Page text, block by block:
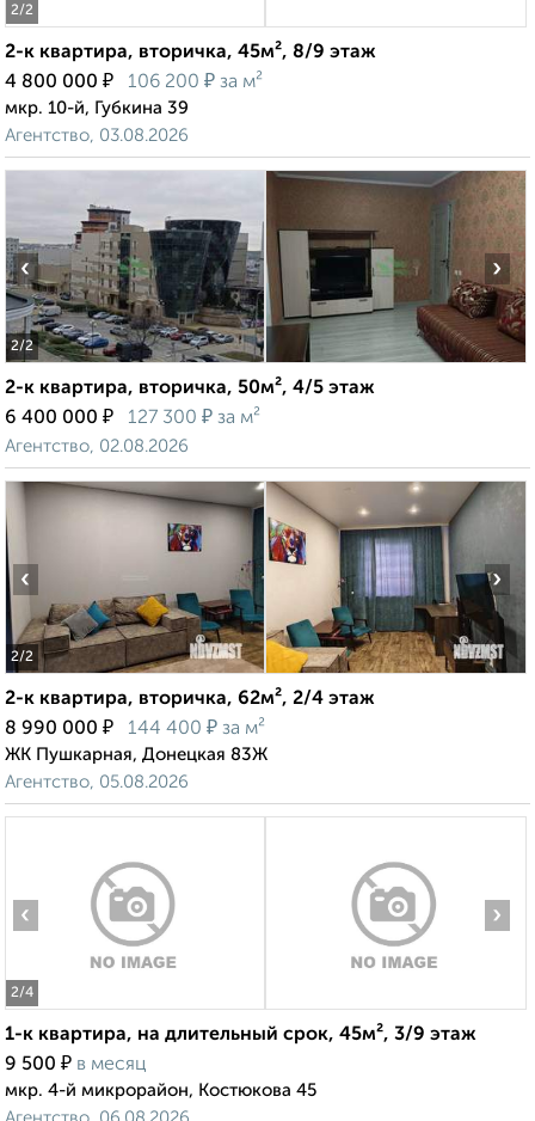
2/2
2-к квартира, вторичка, 45м², 8/9 этаж
4 800 000 ₽ 106 200 ₽ за м²
мкр. 10-й, Губкина 39
Агентство, 03.08.2026
2/2
‹ ›
2-к квартира, вторичка, 50м², 4/5 этаж
6 400 000 ₽ 127 300 ₽ за м²
Агентство, 02.08.2026
2/2
‹ ›
2-к квартира, вторичка, 62м², 2/4 этаж
8 990 000 ₽ 144 400 ₽ за м²
ЖК Пушкарная, Донецкая 83Ж
Агентство, 05.08.2026
2/4
‹ ›
1-к квартира, на длительный срок, 45м², 3/9 этаж
9 500 ₽ в месяц
мкр. 4-й микрорайон, Костюкова 45